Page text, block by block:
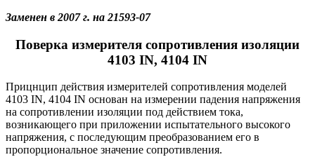
Заменен в 2007 г. на 21593-07
Поверка измерителя сопротивления изоляции
4103 IN, 4104 IN
Прицнцип действия измерителей сопротивления моделей
4103 IN, 4104 IN основан на измерении падения напряжения
на сопротивлении изоляции под действием тока,
возникающего при приложении испытательного высокого
напряжения, с последующим преобразованием его в
пропорциональное значение сопротивления.